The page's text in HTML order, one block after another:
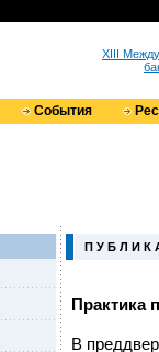
XIII
События
П У Б Л И К
Практика
В